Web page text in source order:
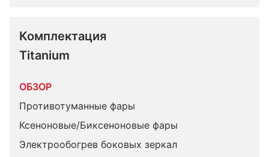
Комплектация
Titanium
ОБЗОР
Противотуманные фары
Ксеноновые/Биксеноновые фары
Электрообогрев боковых зеркал